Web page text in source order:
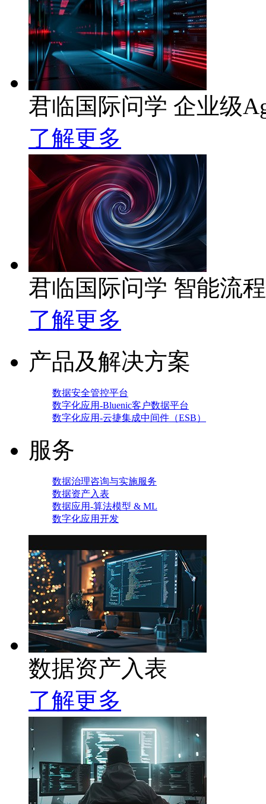
君临国际问学 企业级
了解更多
君临国际问学 智能流
了解更多
产品及解决方案
数据安全管控平台
数字化应用-Bluenic客户数据平台
数字化应用-云捷集成中间件（ESB）
服务
数据治理咨询与实施服务
数据资产入表
数据应用-算法模型 & ML
数字化应用开发
数据资产入表
了解更多